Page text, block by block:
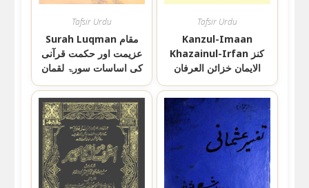
Tafsir Urdu
Surah Luqman مقام
عزیمت اور حکمت قرآنی
کی اساسات سورۃ لقمان
Tafsir Urdu
Kanzul-Imaan
Khazainul-Irfan کنز
الایمان خزائن العرفان